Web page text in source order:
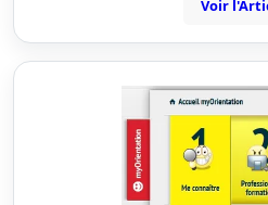
Voir